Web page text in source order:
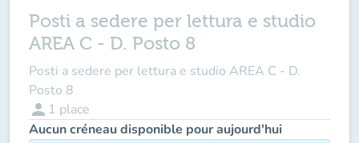
Posti a sedere per lettura e studio
AREA C - D. Posto 8
Posti a sedere per lettura e studio AREA C - D.
Posto 8
person 1 place
Aucun créneau disponible pour aujourd'hui